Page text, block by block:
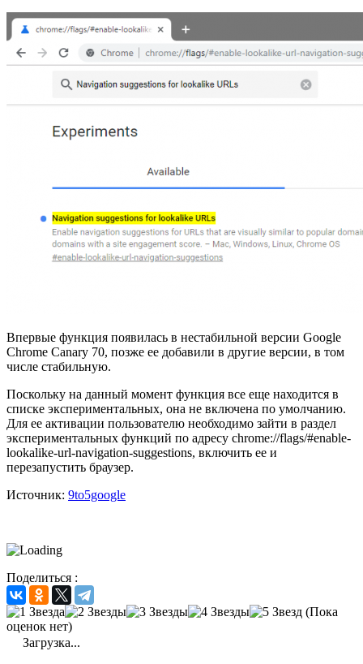
Впервые функция появилась в нестабильной версии Google
Chrome Canary 70, позже ее добавили в другие версии, в том
числе стабильную.
Поскольку на данный момент функция все еще находится в
списке экспериментальных, она не включена по умолчанию.
Для ее активации пользователю необходимо зайти в раздел
экспериментальных функций по адресу chrome://flags/#enable-
lookalike-url-navigation-suggestions, включить ее и
перезапустить браузер.
Источник: 9to5google
Поделиться :
(Пока
оценок нет)
Загрузка...